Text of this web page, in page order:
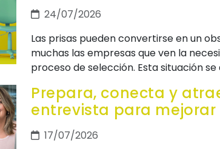
24/07/2026
Las prisas pueden convertirse en un
muchas las empresas que ven la
proceso de selección. Esta situación
Prepara, conecta y
entrevista para
17/07/2026